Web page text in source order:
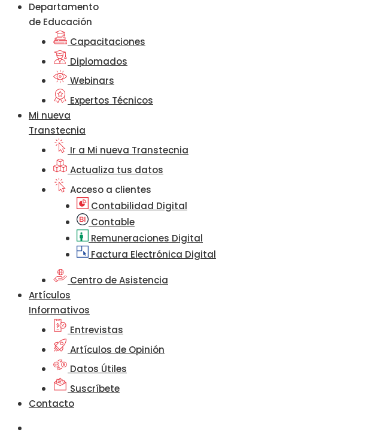
Departamento
de Educación
Capacitaciones
Diplomados
Webinars
Expertos Técnicos
Mi nueva
Transtecnia
Ir a Mi nueva Transtecnia
Actualiza tus datos
Acceso a clientes
Contabilidad Digital
Contable
Remuneraciones Digital
Factura Electrónica Digital
Centro de Asistencia
Artículos
Informativos
Entrevistas
Artículos de Opinión
Datos Útiles
Suscríbete
Contacto